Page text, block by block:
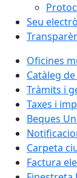
Seu
Oficines
Catàleg
Tràmits i
Taxes i
Beques
Carpeta
Factura